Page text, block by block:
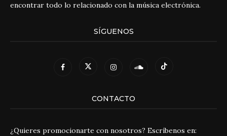
encontrar todo lo relacionado con la música electrónica.
SÍGUENOS
CONTACTO
¿Quieres promocionarte con nosotros? Escríbenos en: